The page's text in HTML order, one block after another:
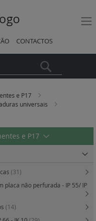
CONTACTOS
e P17
universais
e P17
(31)
placa não perfurada - IP 55/ IP
(14)